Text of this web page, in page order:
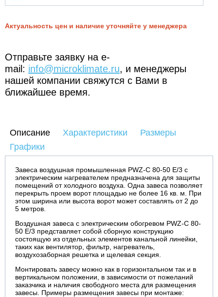
Актуальность цен и наличие уточняйте у менеджера
Отправьте заявку на e-
mail: info@microklimate.ru, и менеджеры
нашей компании свяжутся с Вами в
ближайшее время.
Описание Характеристики
Размеры
Графики
Завеса воздушная промышленная PWZ-C 80-50 E/3 с
электрическим нагревателем предназначена для защиты
помещений от холодного воздуха. Одна завеса позволяет
перекрыть проем ворот площадью не более 16 кв. м. При
этом ширина или высота ворот может составлять от 2 до
5 метров.
Воздушная завеса с электрическим обогревом PWZ-C 80-
50 E/3 представляет собой сборную конструкцию
состоящую из отдельных элементов канальной линейки,
таких как вентилятор, фильтр, нагреватель,
воздухозаборная решетка и щелевая секция.
Монтировать завесу можно как в горизонтальном так и в
вертикальном положении, в зависимости от пожеланий
заказчика и наличия свободного места для размещения
завесы. Примеры размещения завесы при монтаже: